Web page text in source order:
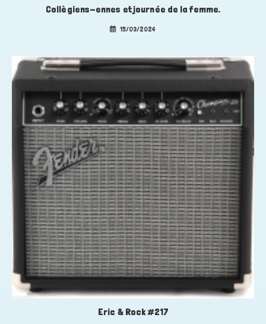
Collègiens-ennes et journée de la femme.
15/03/2024
Eric & Rock #217